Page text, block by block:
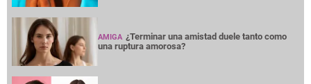
AMIGA ¿Terminar una amistad duele tanto como
una ruptura amorosa?